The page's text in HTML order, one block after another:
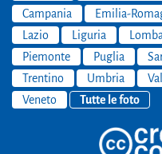
Campania
Emilia-
Lazio
Liguria
Piemonte
Puglia
Trentino
Umbria
Veneto
Tutte le foto